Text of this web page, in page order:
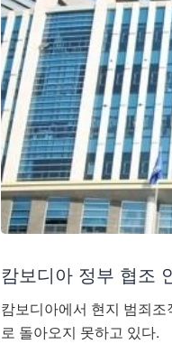
캄보디아 정부 협조
캄보디아에서 현지 범죄
로 돌아오지 못하고 있다.